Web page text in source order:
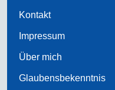
Kontakt
Impressum
Über mich
Glaubensbekenntnis